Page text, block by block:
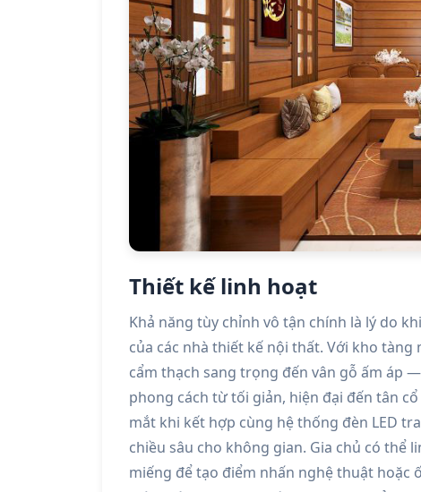
Thiết kế linh hoạt
Khả năng tùy chỉnh vô tận chính là lý do
của các nhà thiết kế nội thất. Với kho
cẩm thạch sang trọng đến vân gỗ ấm áp
phong cách từ tối giản, hiện đại đến tân
mắt khi kết hợp cùng hệ thống đèn LED
chiều sâu cho không gian. Gia chủ có
miếng để tạo điểm nhấn nghệ thuật hoặc